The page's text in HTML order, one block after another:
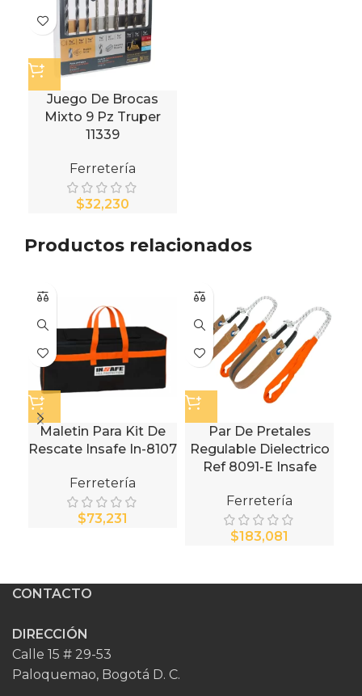
Juego De Brocas
Mixto 9 Pz Truper
11339
Ferretería
$
Productos relacionados
Maletin Para Kit De
Rescate Insafe In-8107
Ferretería
$
Par De Pretales
Regulable Dielectrico
Ref 8091-E Insafe
Ferretería
$
CONTACTO
DIRECCIÓN
Calle 15 # 29-53
Paloquemao, Bogotá D. C.